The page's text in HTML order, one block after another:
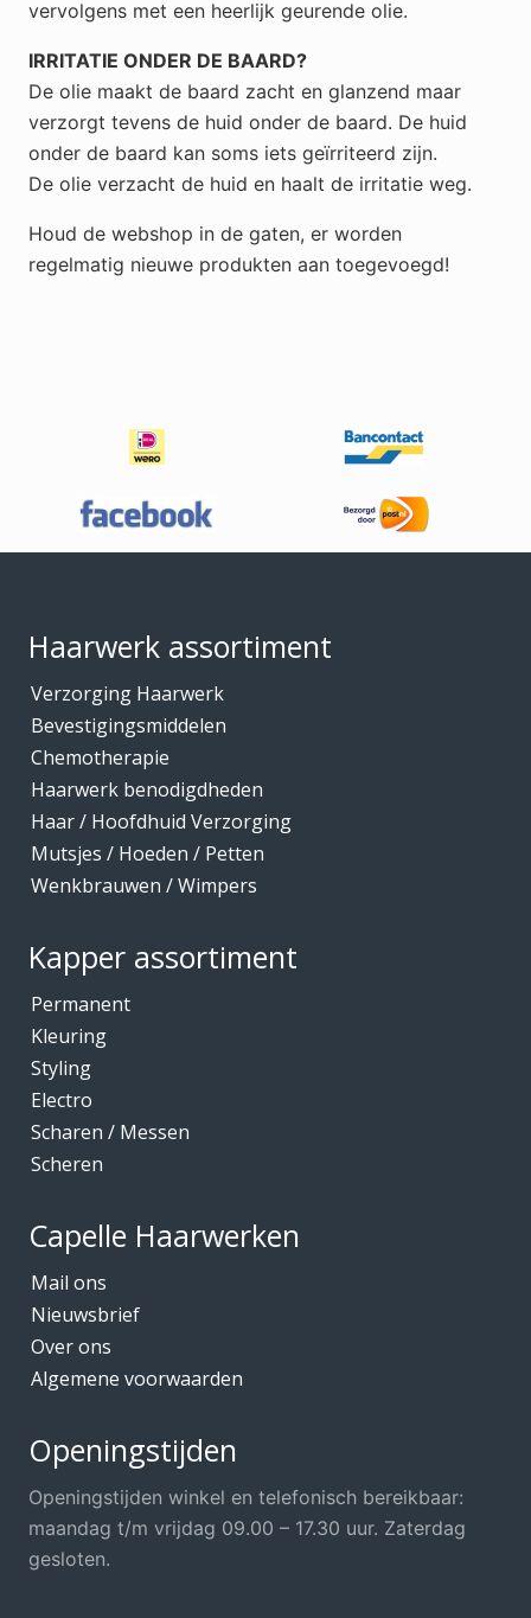
e
e
e
e
vervolgens met een heerlijk geurende olie.
IRRITATIE ONDER DE BAARD?
De olie maakt de baard zacht en glanzend maar
verzorgt tevens de huid onder de baard. De huid
onder de baard kan soms iets geïrriteerd zijn.
De olie verzacht de huid en haalt de irritatie weg.
Houd de webshop in de gaten, er worden
regelmatig nieuwe produkten aan toegevoegd!
Haarwerk assortiment
Verzorging Haarwerk
Bevestigingsmiddelen
Chemotherapie
Haarwerk benodigdheden
Haar / Hoofdhuid Verzorging
Mutsjes / Hoeden / Petten
Wenkbrauwen / Wimpers
Kapper assortiment
Permanent
Kleuring
Styling
Electro
Scharen / Messen
Scheren
Capelle Haarwerken
Mail ons
Nieuwsbrief
Over ons
Algemene voorwaarden
Openingstijden
Openingstijden winkel en telefonisch bereikbaar:
maandag t/m vrijdag 09.00 – 17.30 uur. Zaterdag
gesloten.